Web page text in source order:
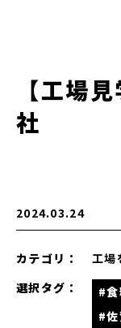
【工場
社
2024.03.24
カテゴリ：
工場
選択タグ：
#
#